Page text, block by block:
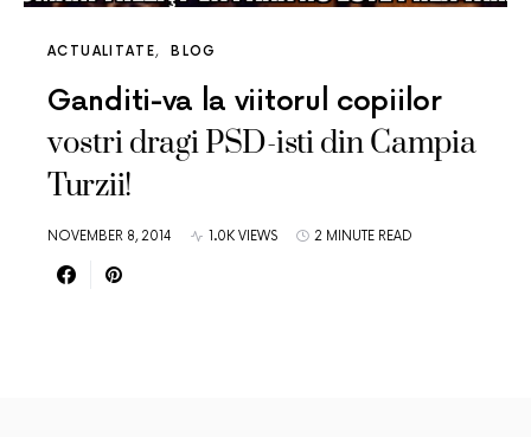
ACTUALITATE BLOG
Ganditi-va la viitorul copiilor
vostri dragi PSD-isti din Campia
Turzii!
NOVEMBER 8, 2014 1.0K VIEWS 2 MINUTE READ